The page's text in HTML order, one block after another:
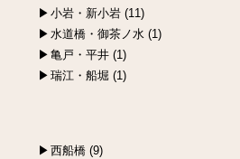
小岩・新小岩 (11)
水道橋・御茶ノ水 (1)
亀戸・平井 (1)
瑞江・船堀 (1)
西船橋 (9)